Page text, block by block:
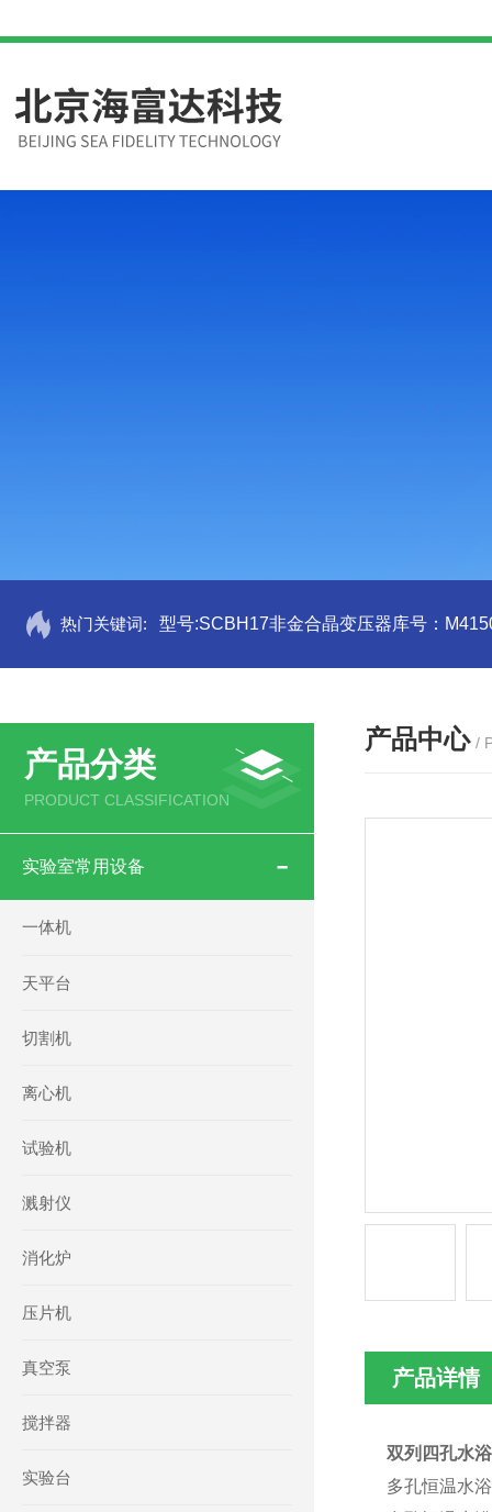
热门关键词: 型号:SCBH17非金合晶变压器库号：
产品分类
PRODUCT CLASSIFICATION
实验室常用设备
一体机
天平台
切割机
离心机
试验机
溅射仪
消化炉
压片机
真空泵
搅拌器
实验台
产品中心 /
产品详情
双列四孔水
多孔恒温水